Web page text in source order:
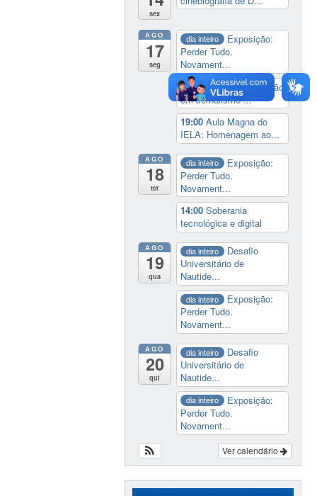
sex
AGO
17
seg
dia inteiro
Exposição:
Perder Tudo.
Novament...
16:00 Curso de formação
em Jornalismo ...
19:00Aula Magna do
IELA: Homenagem ao...
AGO
18
ter
dia inteiro
Exposição:
Perder Tudo.
Novament...
14:00Soberania
tecnológica e digital
AGO
19
qua
dia inteiro
Desafio
Universitário de
Nautide...
dia inteiro
Exposição:
Perder Tudo.
Novament...
AGO
20
qui
dia inteiro
Desafio
Universitário de
Nautide...
dia inteiro
Exposição:
Perder Tudo.
Novament...
Ver calendário